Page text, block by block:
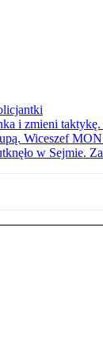
i zmieni
Wiceszef
w Sejmie.